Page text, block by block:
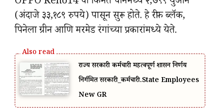
(अंदाजे ३३,१८९ रुपये) पासून सुरू होते. हे रीफ ब्लॅक,
पिनेला ग्रीन आणि मरमेड रंगांच्या प्रकारांमध्ये येते.
राज्य सरकारी कर्मचारी महत्वपूर्ण शासन निर्णय
निर्गमित सरकारी_कर्मचारी.State Employees
New GR